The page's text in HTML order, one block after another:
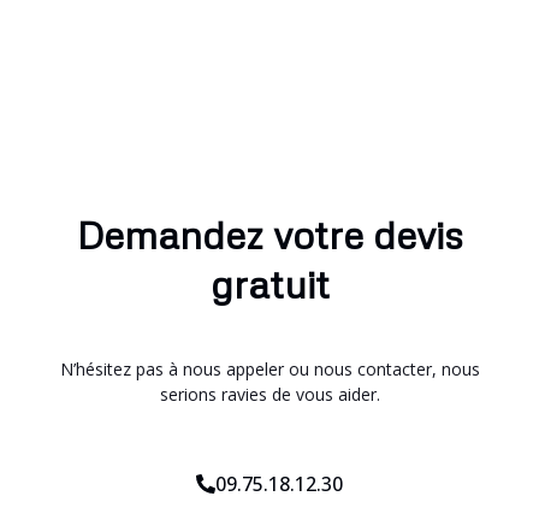
Demandez votre devis
gratuit
N’hésitez pas à nous appeler ou nous contacter, nous
serions ravies de vous aider.
09.75.18.12.30